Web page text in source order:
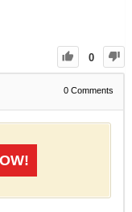
0
0 Comments